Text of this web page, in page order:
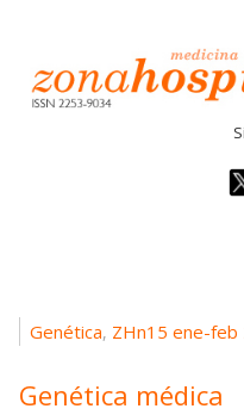
Genética, ZHn15 ene-feb
Genética médica